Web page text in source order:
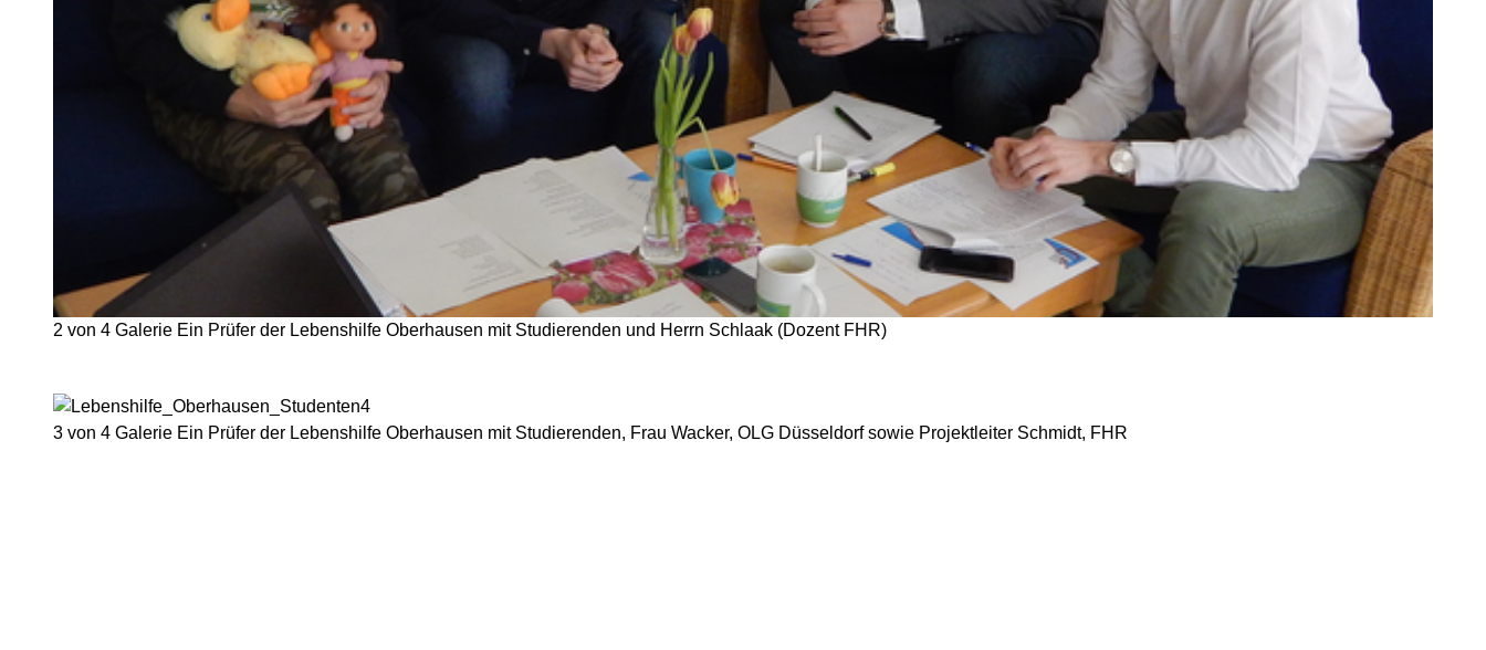
2 von 4 Galerie Ein Prüfer der Lebenshilfe Oberhausen mit Studierenden und Herrn Schlaak (Dozent FHR)
3 von 4 Galerie Ein Prüfer der Lebenshilfe Oberhausen mit Studierenden, Frau Wacker, OLG Düsseldorf sowie Projektleiter Schmidt, FHR